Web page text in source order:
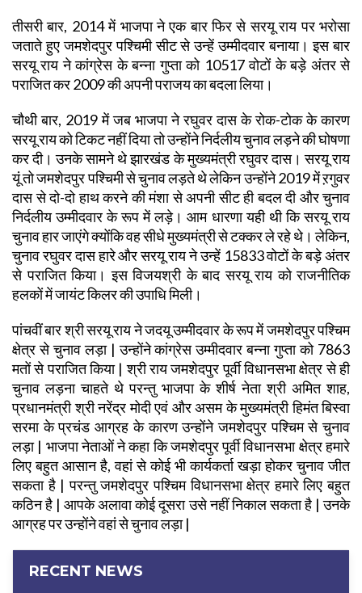
तीसरी बार, 2014 में भाजपा ने एक बार फिर से सरयू राय पर भरोसा
जताते हुए जमशेदपुर पश्चिमी सीट से उन्हें उम्मीदवार बनाया। इस बार
सरयू राय ने कांग्रेस के बन्ना गुप्ता को 10517 वोटों के बड़े अंतर से
पराजित कर 2009 की अपनी पराजय का बदला लिया।
चौथी बार, 2019 में जब भाजपा ने रघुवर दास के रोक-टोक के कारण
सरयू राय को टिकट नहीं दिया तो उन्होंने निर्दलीय चुनाव लड़ने की घोषणा
कर दी। उनके सामने थे झारखंड के मुख्यमंत्री रघुवर दास। सरयू राय
यूं तो जमशेदपुर पश्चिमी से चुनाव लड़ते थे लेकिन उन्होंने 2019 में ऱगुवर
दास से दो-दो हाथ करने की मंशा से अपनी सीट ही बदल दी और चुनाव
निर्दलीय उम्मीदवार के रूप में लड़े। आम धारणा यही थी कि सरयू राय
चुनाव हार जाएंगे क्योंकि वह सीधे मुख्यमंत्री से टक्कर ले रहे थे। लेकिन,
चुनाव रघुवर दास हारे और सरयू राय ने उन्हें 15833 वोटों के बड़े अंतर
से पराजित किया। इस विजयश्री के बाद सरयू राय को राजनीतिक
हलकों में जायंट किलर की उपाधि मिली।
पांचवीं बार श्री सरयू राय ने जदयू उम्मीदवार के रूप में जमशेदपुर पश्चिम
क्षेत्र से चुनाव लड़ा | उन्होंने कांग्रेस उम्मीदवार बन्ना गुप्ता को 7863
मतों से पराजित किया | श्री राय जमशेदपुर पूर्वी विधानसभा क्षेत्र से ही
चुनाव लड़ना चाहते थे परन्तु भाजपा के शीर्ष नेता श्री अमित शाह,
प्रधानमंत्री श्री नरेंद्र मोदी एवं और असम के मुख्यमंत्री हिमंत बिस्वा
सरमा के प्रचंड आग्रह के कारण उन्होंने जमशेदपुर पश्चिम से चुनाव
लड़ा | भाजपा नेताओं ने कहा कि जमशेदपुर पूर्वी विधानसभा क्षेत्र हमारे
लिए बहुत आसान है, वहां से कोई भी कार्यकर्ता खड़ा होकर चुनाव जीत
सकता है | परन्तु जमशेदपुर पश्चिम विधानसभा क्षेत्र हमारे लिए बहुत
कठिन है | आपके अलावा कोई दूसरा उसे नहीं निकाल सकता है | उनके
आग्रह पर उन्होंने वहां से चुनाव लड़ा |
RECENT NEWS